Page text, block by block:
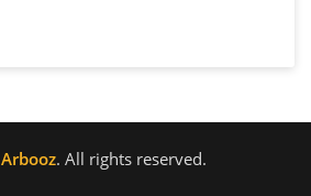
Arbooz. All rights reserved.